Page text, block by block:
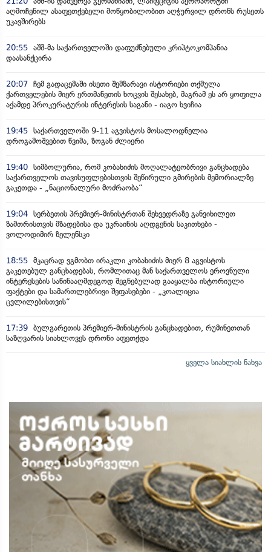
აღმოჩენილ ასაფეთქებელი მოწყობილობით აღჭურვილ დრონს რუსეთს
უკავშირებს
20:55 აშშ-მა საქართველოში დაფუძნებული კრიპტოკომპანია
დაასანქცირა
20:07 ჩემ გადაცემაში ისეთი შემზარავი ისტორიები თქმულა
ქართველების მიერ ერთმანეთის ხოცვის შესახებ, მაგრამ ეს არ ყოფილა
აქამდე პროკურატურის ინტერესის საგანი - იაგო ხვიჩია
19:45 საქართველოში 9-11 აგვისტოს მოსალოდნელია
დროგამოშვებით წვიმა, ზოგან ძლიერი
19:40 სიმბოლურია, რომ კობახიძის მოღალატეობრივი განცხადება
საქართველოს თავისუფლებისთვის შეწირული გმირების მემორიალზე
გაკეთდა - „ნაციონალური მოძრაობა“
19:04 სერბეთის პრემიერ-მინისტრთან შეხვედრაზე განვიხილეთ
ზამთრისთვის მზადებისა და უკრაინის აღდგენის საკითხები -
ვოლოდიმირ ზელენსკი
18:55 მკაცრად ვგმობთ ირაკლი კობახიძის მიერ 8 აგვისტოს
გაკეთებულ განცხადებას, რომლითაც მან საქართველოს ეროვნული
ინტერესების საწინააღმდეგოდ შეგნებულად გააყალბა ისტორიული
ფაქტები და სამართლებრივი შეფასებები - „კოალიცია
ცვლილებისთვის“
17:39 ბულგარეთის პრემიერ-მინისტრის განცხადებით, რუმინეთთან
საზღვარის სიახლოვეს დრონი აფეთქდა
ყველა სიახლის ნახვა